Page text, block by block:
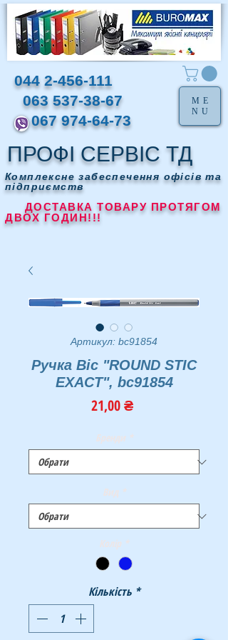
ПРОФІ СЕРВІС ТД
Комплексне забеспечення офісів та
підприємств
ДОСТАВКА ТОВАРУ ПРОТЯГОМ
ДВОХ ГОДИН!!!
044 2-456-111
063 537-38-67
067 974-64-73
ME
NU
Артикул: bc91854
Ручка Віс "ROUND STIC
EXACT", bc91854
21,00 ₴Ціна
Бренди *
Вид *
Колір *
Кількість *